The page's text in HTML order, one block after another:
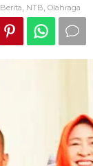
Peparpenas
IX
Berita NTB Olahraga